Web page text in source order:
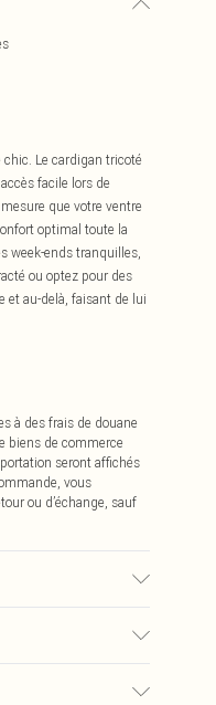
Le cardigan tricoté
facile lors de
que votre ventre
optimal toute la
week-ends tranquilles,
ou optez pour des
et au-delà, faisant de lui
à des frais de douane
biens de commerce
seront affichés
vous
ou d’échange, sauf